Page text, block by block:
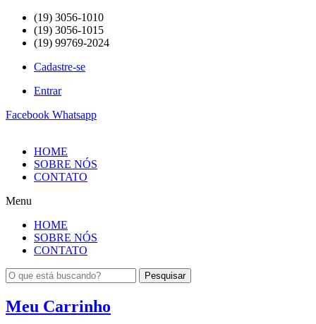
(19) 3056-1010
(19) 3056-1015
(19) 99769-2024
Cadastre-se
Entrar
Facebook Whatsapp
HOME
SOBRE NÓS
CONTATO
Menu
HOME
SOBRE NÓS
CONTATO
Pesquisar
Meu Carrinho